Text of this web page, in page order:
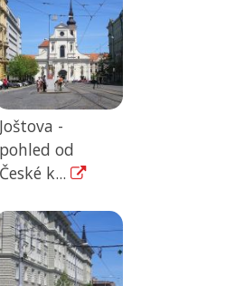
Joštova -
pohled od
České k...